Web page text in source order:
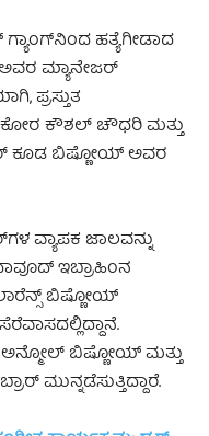
ಹತ್ಯೆಗೀಡಾದ
ಮ್ಯಾನೇಜರ್
ಪ್ರಸ್ತುತ
ಕೌಶಲ್ ಚೌಧರಿ ಮತ್ತು
ಕೂಡ ಬಿಷ್ಣೋಯ್ ಅವರ
ವ್ಯಾಪಕ ಜಾಲವನ್ನು
ಇಬ್ರಾಹಿಂನ
ಬಿಷ್ಣೋಯ್
ಬಿಷ್ಣೋಯ್ ಮತ್ತು
ಮುನ್ನಡೆಸುತ್ತಿದ್ದಾರೆ.